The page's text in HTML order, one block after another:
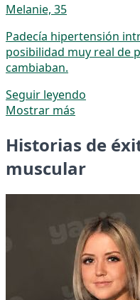
Melanie, 35
Padecía hipertensión
posibilidad muy real de
cambiaban.
Seguir leyendo
Mostrar más
Historias de
muscular